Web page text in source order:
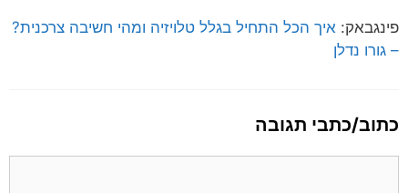
פינגבאק: איך הכל התחיל בגלל טלויזיה ומהי חשיבה צרכנית?
– גורו נדלן
כתוב/כתבי תגובה